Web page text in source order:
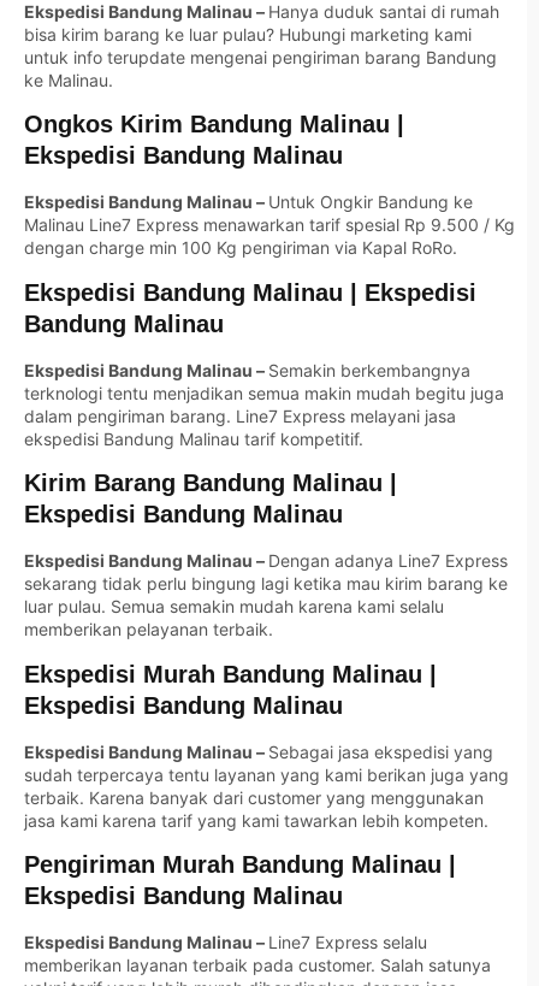
Ekspedisi Bandung Malinau – Hanya duduk santai di rumah
bisa kirim barang ke luar pulau? Hubungi marketing kami
untuk info terupdate mengenai pengiriman barang Bandung
ke Malinau.
Ongkos Kirim Bandung Malinau
Ekspedisi Bandung Malinau
Ekspedisi Bandung Malinau – Untuk Ongkir Bandung ke
Malinau Line7 Express menawarkan tarif spesial Rp 9.500 / Kg
dengan charge min 100 Kg pengiriman via Kapal RoRo.
Ekspedisi Bandung Malinau
Ekspedisi
Bandung Malinau
Ekspedisi Bandung Malinau – Semakin berkembangnya
terknologi tentu menjadikan semua makin mudah begitu juga
dalam pengiriman barang. Line7 Express melayani jasa
ekspedisi Bandung Malinau tarif kompetitif.
Kirim Barang Bandung Malinau
Ekspedisi Bandung Malinau
Ekspedisi Bandung Malinau – Dengan adanya Line7 Express
sekarang tidak perlu bingung lagi ketika mau kirim barang ke
luar pulau. Semua semakin mudah karena kami selalu
memberikan pelayanan terbaik.
Ekspedisi Murah Bandung Malinau |
Ekspedisi Bandung Malinau
Ekspedisi Bandung Malinau – Sebagai jasa ekspedisi yang
sudah terpercaya tentu layanan yang kami berikan juga yang
terbaik. Karena banyak dari customer yang menggunakan
jasa kami karena tarif yang kami tawarkan lebih kompeten.
Pengiriman Murah Bandung Malinau
Ekspedisi Bandung Malinau
Ekspedisi Bandung Malinau – Line7 Express selalu
memberikan layanan terbaik pada customer. Salah satunya